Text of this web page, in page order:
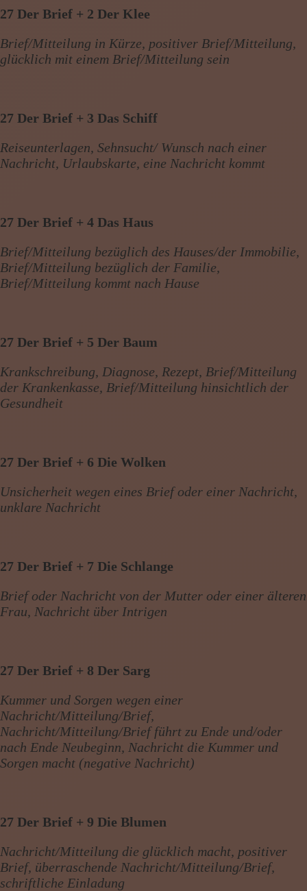
27 Der Brief + 2 Der Klee
Brief/Mitteilung in Kürze, positiver Brief/Mitteilung,
glücklich mit einem Brief/Mitteilung sein
27 Der Brief + 3 Das Schiff
Reiseunterlagen, Sehnsucht/ Wunsch nach einer
Nachricht, Urlaubskarte, eine Nachricht kommt
27 Der Brief + 4 Das Haus
Brief/Mitteilung bezüglich des Hauses/der Immobilie,
Brief/Mitteilung bezüglich der Familie,
Brief/Mitteilung kommt nach Hause
27 Der Brief + 5 Der Baum
Krankschreibung, Diagnose, Rezept, Brief/Mitteilung
der Krankenkasse, Brief/Mitteilung hinsichtlich der
Gesundheit
27 Der Brief + 6 Die Wolken
Unsicherheit wegen eines Brief oder einer Nachricht,
unklare Nachricht
27 Der Brief + 7 Die Schlange
Brief oder Nachricht von der Mutter oder einer älteren
Frau, Nachricht über Intrigen
27 Der Brief + 8 Der Sarg
Kummer und Sorgen wegen einer
Nachricht/Mitteilung/Brief,
Nachricht/Mitteilung/Brief führt zu Ende und/oder
nach Ende Neubeginn, Nachricht die Kummer und
Sorgen macht (negative Nachricht)
27 Der Brief + 9 Die Blumen
Nachricht/Mitteilung die glücklich macht, positiver
Brief, überraschende Nachricht/Mitteilung/Brief,
schriftliche Einladung